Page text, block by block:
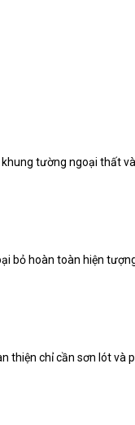
tường ngoại thất
bỏ hoàn toàn hiện
thiện chỉ cần sơn lót và